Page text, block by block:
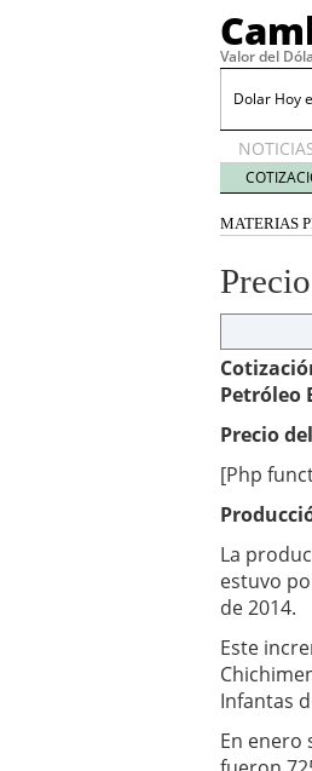
Valor del
Dolar Hoy
MATERIAS
Petróleo
Precio
[Php
La
estuvo
de 2014.
Este
Infantas
En enero